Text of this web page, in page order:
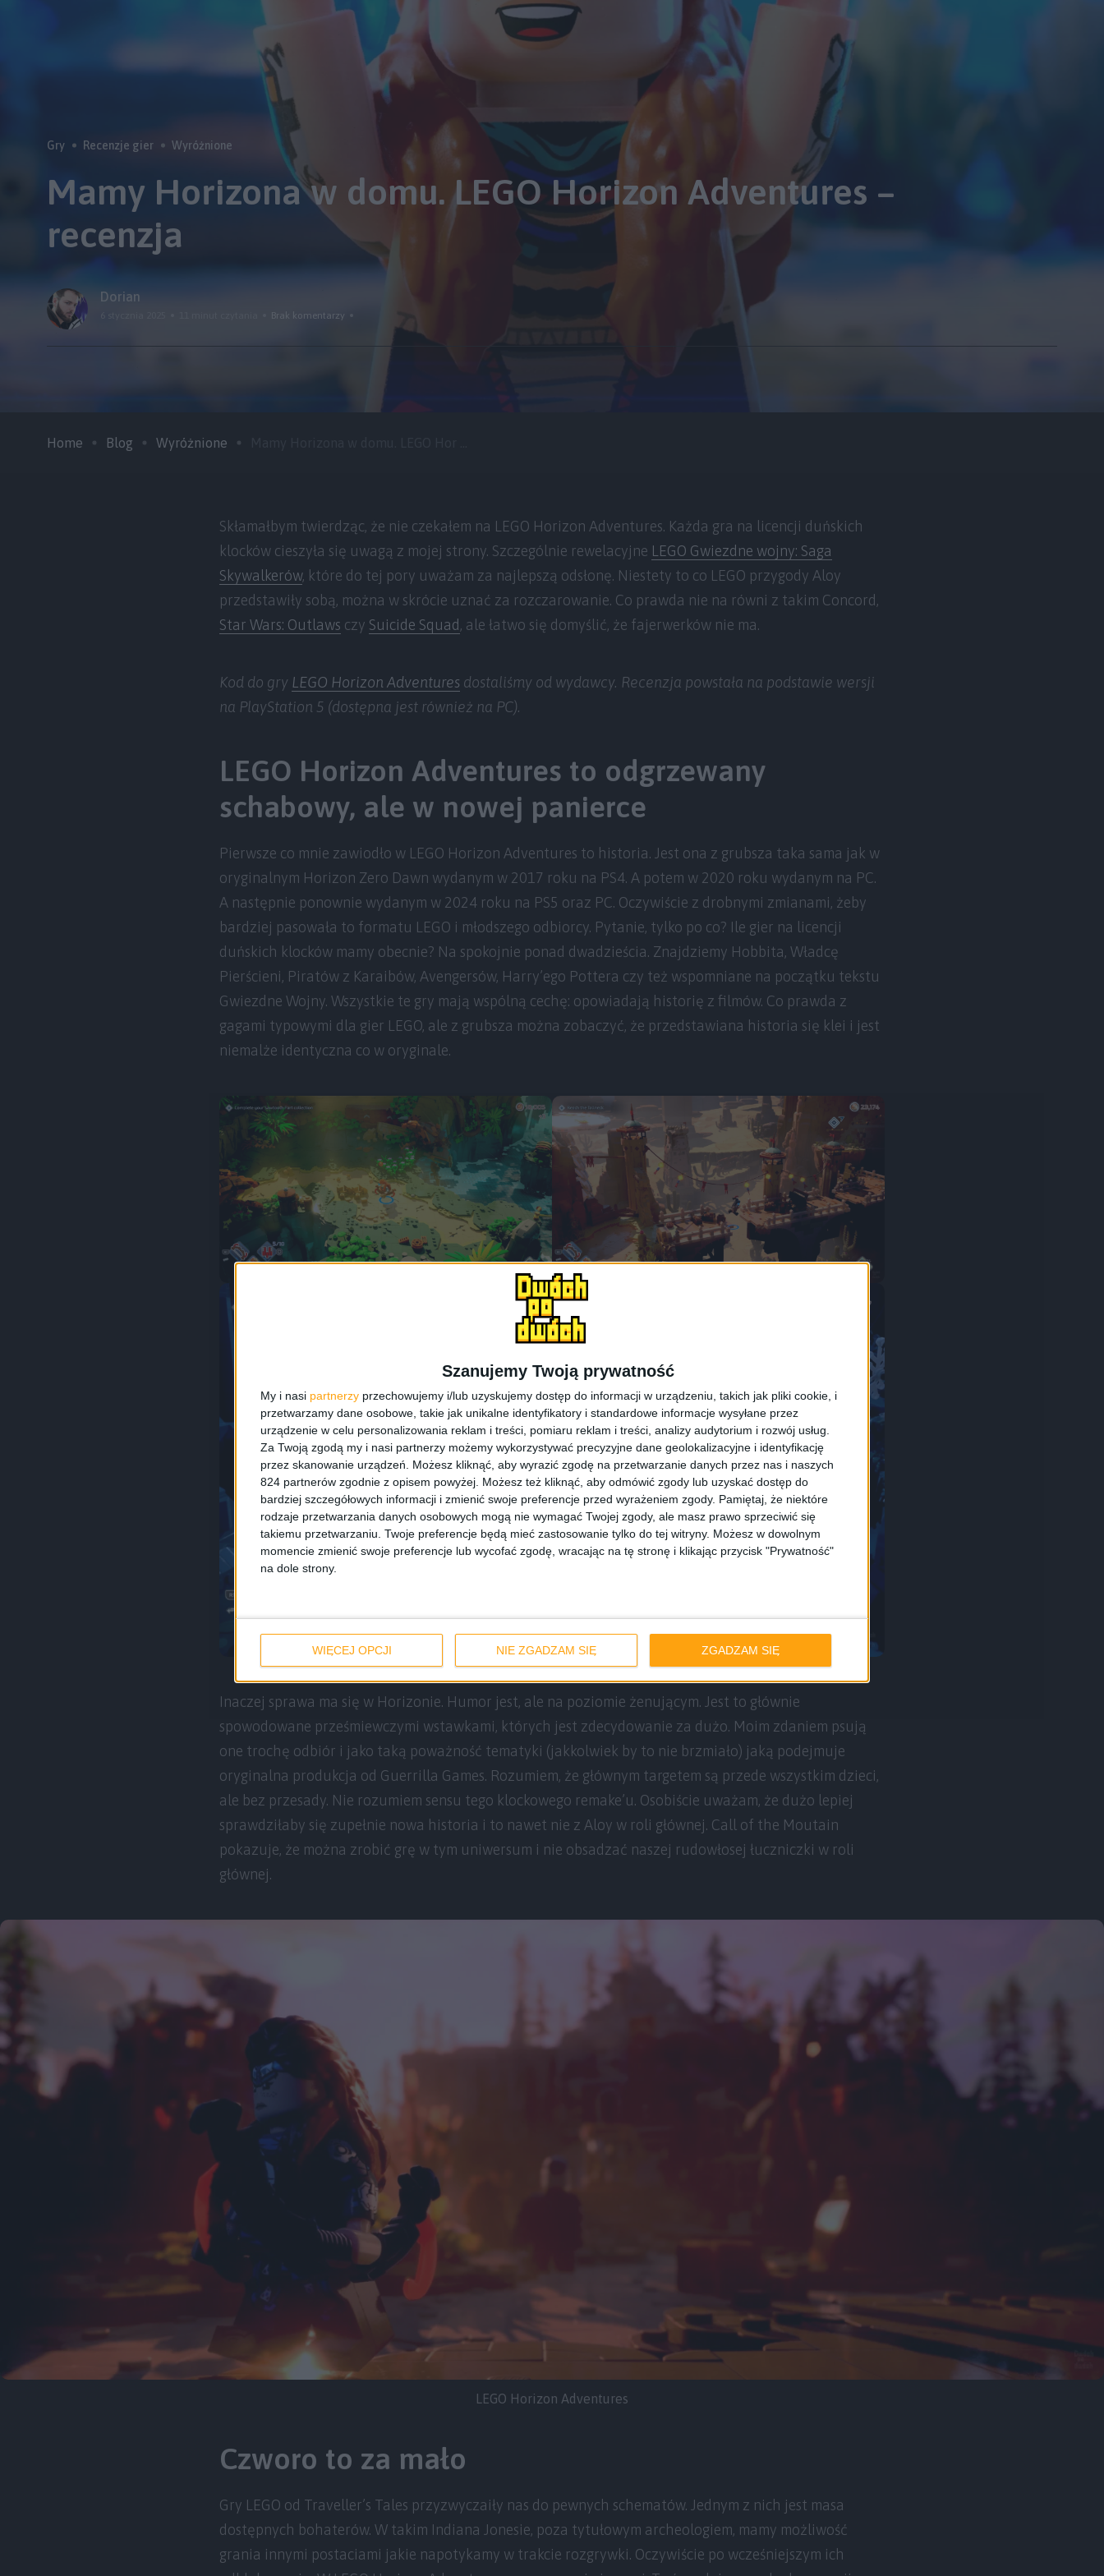
Szanujemy Twoją prywatność
My i nasi partnerzy przechowujemy i/lub uzyskujemy dostęp do informacji w urządzeniu, takich jak pliki cookie, i
przetwarzamy dane osobowe, takie jak unikalne identyfikatory i standardowe informacje wysyłane przez
urządzenie w celu personalizowania reklam i treści, pomiaru reklam i treści, analizy audytorium i rozwój usług.
Za Twoją zgodą my i nasi partnerzy możemy wykorzystywać precyzyjne dane geolokalizacyjne i identyfikację
przez skanowanie urządzeń. Możesz kliknąć, aby wyrazić zgodę na przetwarzanie danych przez nas i naszych
824 partnerów zgodnie z opisem powyżej. Możesz też kliknąć, aby odmówić zgody lub uzyskać dostęp do
bardziej szczegółowych informacji i zmienić swoje preferencje przed wyrażeniem zgody. Pamiętaj, że niektóre
rodzaje przetwarzania danych osobowych mogą nie wymagać Twojej zgody, ale masz prawo sprzeciwić się
takiemu przetwarzaniu. Twoje preferencje będą mieć zastosowanie tylko do tej witryny. Możesz w dowolnym
momencie zmienić swoje preferencje lub wycofać zgodę, wracając na tę stronę i klikając przycisk "Prywatność"
na dole strony.
WIĘCEJ OPCJI NIE ZGADZAM SIĘ ZGADZAM SIĘ
Gry Recenzje gier Wyróżnione
Mamy Horizona w domu. LEGO Horizon Adventures –
recenzja
Dorian
Brak komentarzy
Home Blog Wyróżnione
Skłamałbym twierdząc, że nie czekałem na LEGO Horizon Adventures. Każda gra na licencji duńskich
klocków cieszyła się uwagą z mojej strony. Szczególnie rewelacyjne LEGO Gwiezdne wojny: Saga
Skywalkerów, które do tej pory uważam za najlepszą odsłonę. Niestety to co LEGO przygody Aloy
przedstawiły sobą, można w skrócie uznać za rozczarowanie. Co prawda nie na równi z takim Concord,
Star Wars: Outlaws czy Suicide Squad, ale łatwo się domyślić, że fajerwerków nie ma.
Kod do gry LEGO Horizon Adventures dostaliśmy od wydawcy. Recenzja powstała na podstawie wersji
na PlayStation 5 (dostępna jest również na PC).
LEGO Horizon Adventures to odgrzewany
schabowy, ale w nowej panierce
Pierwsze co mnie zawiodło w LEGO Horizon Adventures to historia. Jest ona z grubsza taka sama jak w
oryginalnym Horizon Zero Dawn wydanym w 2017 roku na PS4. A potem w 2020 roku wydanym na PC.
A następnie ponownie wydanym w 2024 roku na PS5 oraz PC. Oczywiście z drobnymi zmianami, żeby
bardziej pasowała to formatu LEGO i młodszego odbiorcy. Pytanie, tylko po co? Ile gier na licencji
duńskich klocków mamy obecnie? Na spokojnie ponad dwadzieścia. Znajdziemy Hobbita, Władcę
Pierścieni, Piratów z Karaibów, Avengersów, Harry’ego Pottera czy też wspomniane na początku tekstu
Gwiezdne Wojny. Wszystkie te gry mają wspólną cechę: opowiadają historię z filmów. Co prawda z
gagami typowymi dla gier LEGO, ale z grubsza można zobaczyć, że przedstawiana historia się klei i jest
niemalże identyczna co w oryginale.
Inaczej sprawa ma się w Horizonie. Humor jest, ale na poziomie żenującym. Jest to głównie
spowodowane prześmiewczymi wstawkami, których jest zdecydowanie za dużo. Moim zdaniem psują
one trochę odbiór i jako taką poważność tematyki (jakkolwiek by to nie brzmiało) jaką podejmuje
oryginalna produkcja od Guerrilla Games. Rozumiem, że głównym targetem są przede wszystkim dzieci,
ale bez przesady. Nie rozumiem sensu tego klockowego remake’u. Osobiście uważam, że dużo lepiej
sprawdziłaby się zupełnie nowa historia i to nawet nie z Aloy w roli głównej. Call of the Moutain
pokazuje, że można zrobić grę w tym uniwersum i nie obsadzać naszej rudowłosej łuczniczki w roli
głównej.
LEGO Horizon Adventures
Czworo to za mało
Gry LEGO od Traveller’s Tales przyzwyczaiły nas do pewnych schematów. Jednym z nich jest masa
dostępnych bohaterów. W takim Indiana Jonesie, poza tytułowym archeologiem, mamy możliwość
grania innymi postaciami jakie napotykamy w trakcie rozgrywki. Oczywiście po wcześniejszym ich